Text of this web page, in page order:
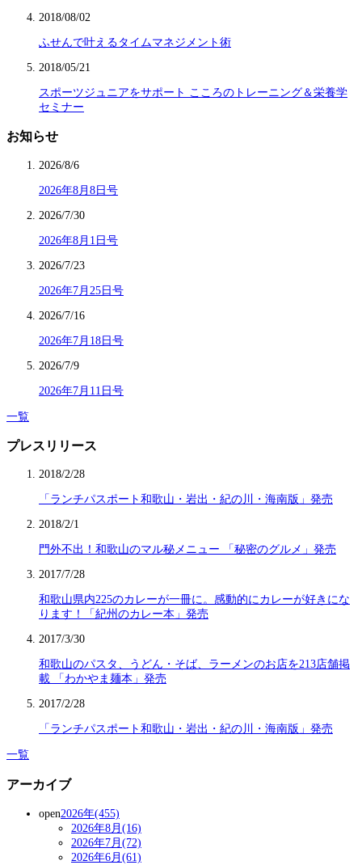
2018/08/02
ふせんで叶えるタイムマネジメント術
2018/05/21
スポーツジュニアをサポート こころのトレーニング＆栄養学
セミナー
お知らせ
2026/8/6
2026年8月8日号
2026/7/30
2026年8月1日号
2026/7/23
2026年7月25日号
2026/7/16
2026年7月18日号
2026/7/9
2026年7月11日号
一覧
プレスリリース
2018/2/28
「ランチパスポート和歌山・岩出・紀の川・海南版」発売
2018/2/1
門外不出！和歌山のマル秘メニュー 「秘密のグルメ」発売
2017/7/28
和歌山県内225のカレーが一冊に。感動的にカレーが好きにな
ります！「紀州のカレー本」発売
2017/3/30
和歌山のパスタ、うどん・そば、ラーメンのお店を213店舗掲
載 「わかやま麺本」発売
2017/2/28
「ランチパスポート和歌山・岩出・紀の川・海南版」発売
一覧
アーカイブ
open2026年(455)
2026年8月(16)
2026年7月(72)
2026年6月(61)